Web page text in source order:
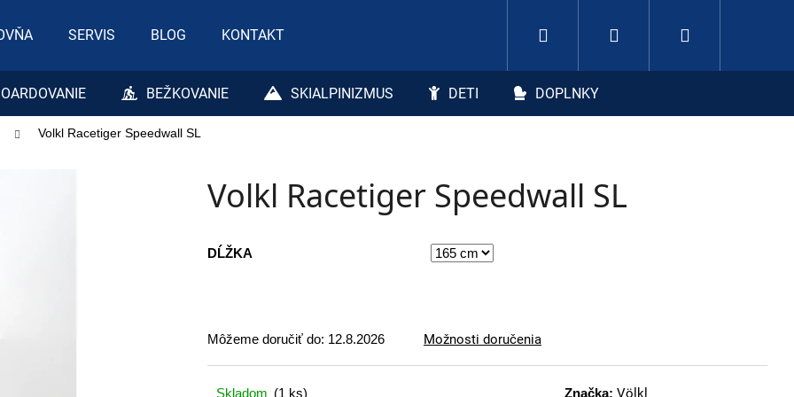
SERVIS BLOG KONTAKT Prihlásenie
BEŽKOVANIE SKIALPINIZMUS DETI DOPLNKY
Volkl Racetiger Speedwall SL
Volkl Racetiger Speedwall SL
DĹŽKA
Môžeme doručiť do: 12.8.2026 Možnosti doručenia
Skladom (1 ks) Značka: Völkl
potrebujete nájsť?